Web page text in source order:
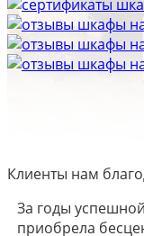
Клиенты нам
За годы
приобрела